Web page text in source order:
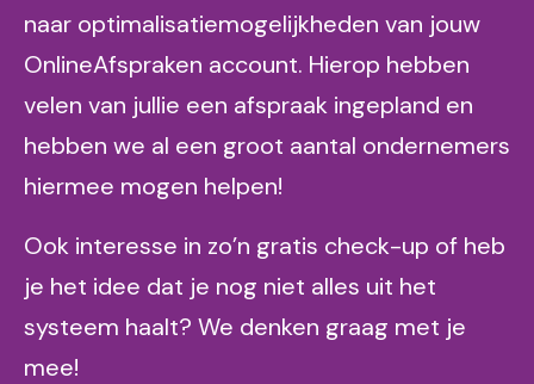
naar optimalisatiemogelijkheden van jouw
OnlineAfspraken account. Hierop hebben
velen van jullie een afspraak ingepland en
hebben we al een groot aantal ondernemers
hiermee mogen helpen!
Ook interesse in zo’n gratis check-up of heb
je het idee dat je nog niet alles uit het
systeem haalt? We denken graag met je
mee!